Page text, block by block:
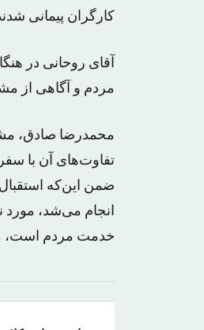
کارگران پیمانی
آقای روحانی در
مردم و آگاهی از
محمدرضا صادق،
تفاوت‌های آن با
ضمن این‌که
انجام می‌شد،
خدمت مردم است،